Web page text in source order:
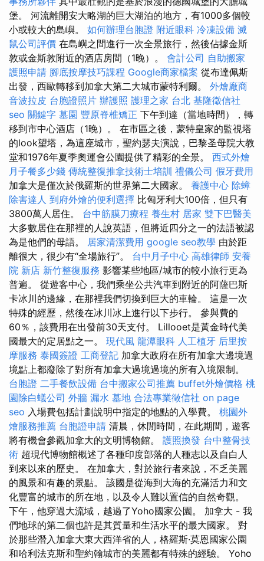
堡。 河流離開安大略湖的巨大湖泊的地方，有1000多個較
小或較大的島嶼。 如何辦理台胞證 附近眼科 冷凍設備 滅
鼠公司評價 在島嶼之間進行一次全景旅行，然後佔據金斯
敦或金斯敦附近的酒店房間（1晚）。 會計公司 自助搬家
護照申請 腳底按摩技巧課程 Google商家檔案 從布達佩斯
出發，西歐轉移到加拿大第二大城市蒙特利爾。 外燴廠商
音波拉皮 台胞證照片 辦護照 護理之家 台北 基隆徵信社
seo 關鍵字 墓園 豐原脊椎矯正 下午到達（當地時間），轉
移到市中心酒店（1晚）。 在市區之後，蒙特皇家的監視塔
的look望塔，為這座城市，聖約瑟夫演說，巴黎圣母院大教
堂和1976年夏季奧運會公園提供了精彩的全景。 西式外燴
月子餐多少錢 傳統整復推拿技術士培訓 禮儀公司 假牙費用
加拿大是僅次於俄羅斯的世界第二大國家。 養護中心 除蟑
除害達人 到府外燴的便利選擇 比匈牙利大100倍，但只有
3800萬人居住。 台中筋膜刀療程 養生村 居家 雙下巴醫美
大多數居住在那裡的人說英語，但將近四分之一的法語被認
為是他們的母語。 居家清潔費用 google seo教學 由於距
離很大，很少有“全場旅行”。 台中月子中心 高雄律師 安養
院 新店 新竹整復服務 影響某些地區/城市的較小旅行更為
普遍。 從遊客中心，我們乘坐公共汽車到附近的阿薩巴斯
卡冰川的邊緣，在那裡我們切換到巨大的車輪。 這是一次
特殊的經歷，然後在冰川冰上進行以下步行。 參與費的
60％，該費用在出發前30天支付。 Lillooet是黃金時代美
國最大的定居點之一。 現代風 龍潭眼科 人工植牙 后里按
摩服務 泰國簽證 工商登記 加拿大政府在所有加拿大邊境過
境點上都廢除了對所有加拿大過境過境的所有入境限制。
台胞證 二手餐飲設備 台中搬家公司推薦 buffet外燴價格 桃
園除白蟻公司 外牆 漏水 墓地 合法專業徵信社 on page
seo 入場費包括計劃說明中指定的地點的入學費。 桃園外
燴服務推薦 台胞證申請 清晨，休閒時間，在此期間，遊客
將有機會參觀加拿大的文明博物館。 護照換發 台中整骨技
術 超現代博物館概述了各種印度部落的人種志以及自白人
到來以來的歷史。 在加拿大，對於旅行者來說，不乏美麗
的風景和有趣的景點。 該國是從海到大海的充滿活力和文
化豐富的城市的所在地，以及令人難以置信的自然奇觀。
下午，他穿過大流域，越過了Yoho國家公園。 加拿大 - 我
們地球的第二個也許是其質量和生活水平的最大國家。 對
於那些潛入加拿大東大西洋省的人，格羅斯·莫恩國家公園
和哈利法克斯和聖約翰城市的美麗都有特殊的經驗。 Yoho